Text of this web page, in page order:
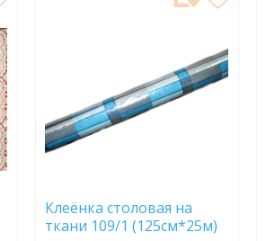
Клеёнка столовая на
ткани 109/1 (125см*25м)